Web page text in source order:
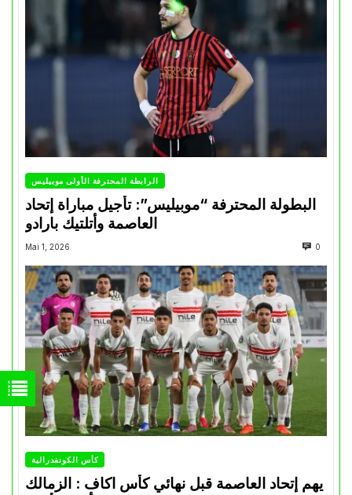
الرابطة المحترفة الأولى موبيليس
البطولة المحترفة “موبيليس”: تأجيل مباراة إتحاد
العاصمة وأتلتيك بارادو
Mai 1, 2026 0
كأس الكونفدرالية
يهم إتحاد العاصمة قبل نهائي كأس اكاف : الزمالك